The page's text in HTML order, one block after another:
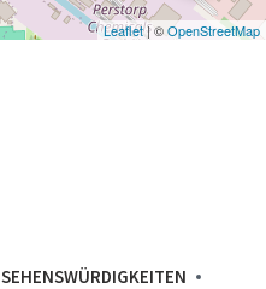
Leaflet| ©OpenStreetMap
SEHENSWÜRDIGKEITEN